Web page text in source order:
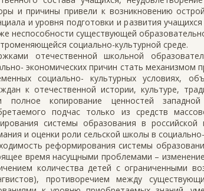
и причины привели к возникновению
и уровня подготовки и развития
неспособности существующей
социально-культурной среде.
отечественной школьной
экономических причин стать механизмом
социально- культурных условиях,
к отечественной истории, культуре,
полное копирование ценностей
подчас только из средств
системы образования в
и оценки роли сельской школы в
реформирования системы
время насущными проблемами –
количества детей с ограниченными
противоречием между